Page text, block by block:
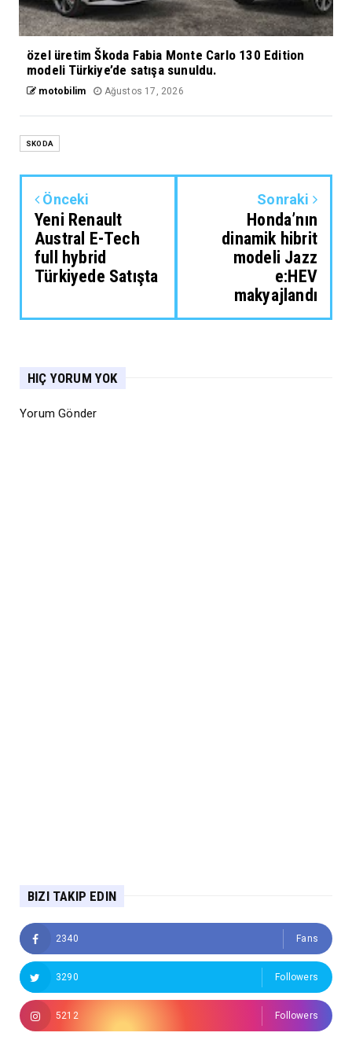
özel üretim Škoda Fabia Monte Carlo 130 Edition
modeli Türkiye’de satışa sunuldu.
motobilim Ağustos 17, 2026
SKODA
Önceki
Yeni Renault
Austral E-Tech
full hybrid
Türkiyede Satışta
Sonraki
Honda’nın
dinamik hibrit
modeli Jazz
e:HEV
makyajlandı
HIÇ YORUM YOK
Yorum Gönder
BIZI TAKIP EDIN
2340 Fans
3290 Followers
5212 Followers